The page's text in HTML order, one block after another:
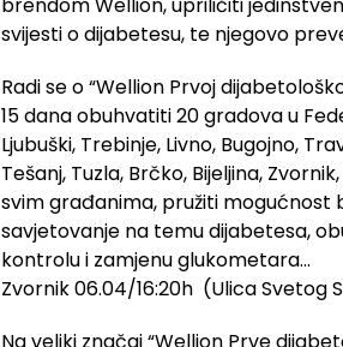
svijesti o dijabetesu, te njegovo
Radi se o “Wellion Prvoj
15 dana obuhvatiti 20 gradova u
Ljubuški, Trebinje, Livno, Bugojno,
Tešanj, Tuzla, Brčko, Bijeljina,
svim građanima, pružiti
savjetovanje na temu dijabetesa,
kontrolu i zamjenu glukometara…
Zvornik 06.04/16:20h (Ulica Svetog
Na veliki značaj “Wellion Prve